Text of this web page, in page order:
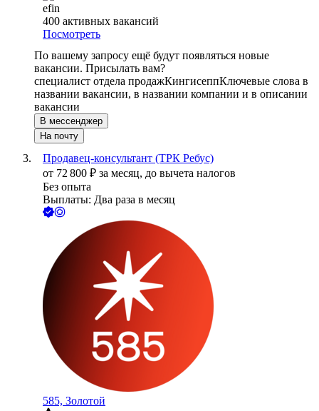
efin
400 активных вакансий
Посмотреть
По вашему запросу ещё будут появляться новые
вакансии. Присылать вам?
специалист отдела продажКингисеппКлючевые слова в
названии вакансии, в названии компании и в описании
вакансии
В мессенджер
На почту
Продавец-консультант (ТРК Ребус)
от 72 800 ₽ за месяц, до вычета налогов
Без опыта
Выплаты: Два раза в месяц
585, Золотой